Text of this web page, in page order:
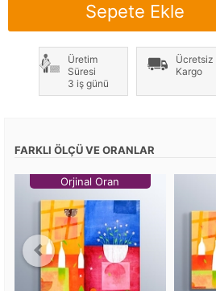
Sepete Ekle
Üretim
Süresi
3 iş günü
Ücretsiz
Kargo
FARKLI ÖLÇÜ VE ORANLAR
Orjinal Oran